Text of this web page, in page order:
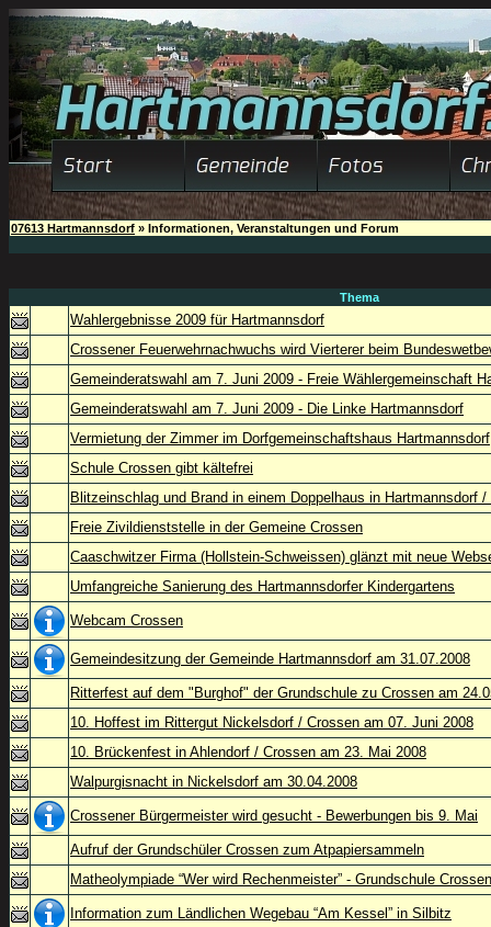
07613 Hartmannsdorf » Informationen, Veranstaltungen und Forum
Thema
Wahlergebnisse 2009 für Hartmannsdorf
Crossener Feuerwehrnachwuchs wird Vierterer beim
Gemeinderatswahl am 7. Juni 2009 - Freie Wählergemeinschaft
Gemeinderatswahl am 7. Juni 2009 - Die Linke Hartmannsdorf
Vermietung der Zimmer im Dorfgemeinschaftshaus Hartmannsdorf
Schule Crossen gibt kältefrei
Blitzeinschlag und Brand in einem Doppelhaus in Hartmannsdorf
Freie Zivildienststelle in der Gemeine Crossen
Caaschwitzer Firma (Hollstein-Schweissen) glänzt mit neue
Umfangreiche Sanierung des Hartmannsdorfer Kindergartens
Webcam Crossen
Gemeindesitzung der Gemeinde Hartmannsdorf am 31.07.2008
Ritterfest auf dem "Burghof" der Grundschule zu Crossen am
10. Hoffest im Rittergut Nickelsdorf / Crossen am 07. Juni 2008
10. Brückenfest in Ahlendorf / Crossen am 23. Mai 2008
Walpurgisnacht in Nickelsdorf am 30.04.2008
Crossener Bürgermeister wird gesucht - Bewerbungen bis 9. Mai
Aufruf der Grundschüler Crossen zum Atpapiersammeln
Matheolympiade “Wer wird Rechenmeister” - Grundschule Crossen
Information zum Ländlichen Wegebau “Am Kessel” in Silbitz